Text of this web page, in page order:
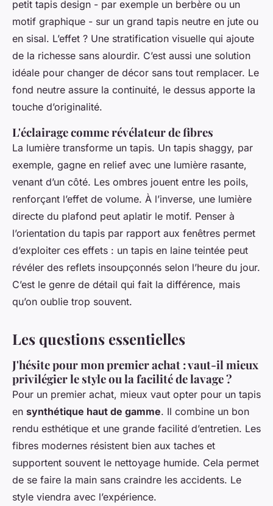
petit tapis design - par exemple un berbère ou un
motif graphique - sur un grand tapis neutre en jute ou
en sisal. L’effet ? Une stratification visuelle qui ajoute
de la richesse sans alourdir. C’est aussi une solution
idéale pour changer de décor sans tout remplacer. Le
fond neutre assure la continuité, le dessus apporte la
touche d’originalité.
L'éclairage comme révélateur de fibres
La lumière transforme un tapis. Un tapis shaggy, par
exemple, gagne en relief avec une lumière rasante,
venant d’un côté. Les ombres jouent entre les poils,
renforçant l’effet de volume. À l’inverse, une lumière
directe du plafond peut aplatir le motif. Penser à
l’orientation du tapis par rapport aux fenêtres permet
d’exploiter ces effets : un tapis en laine teintée peut
révéler des reflets insoupçonnés selon l’heure du jour.
C’est le genre de détail qui fait la différence, mais
qu’on oublie trop souvent.
Les questions essentielles
J'hésite pour mon premier achat : vaut-il mieux
privilégier le style ou la facilité de lavage ?
Pour un premier achat, mieux vaut opter pour un tapis
en synthétique haut de gamme. Il combine un bon
rendu esthétique et une grande facilité d’entretien. Les
fibres modernes résistent bien aux taches et
supportent souvent le nettoyage humide. Cela permet
de se faire la main sans craindre les accidents. Le
style viendra avec l’expérience.